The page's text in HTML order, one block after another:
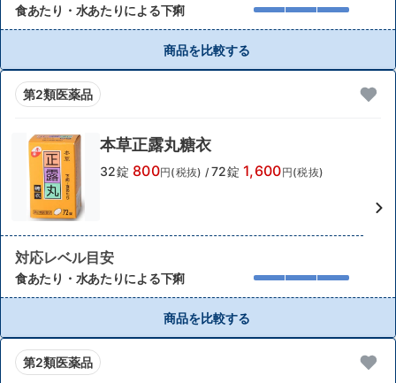
食あたり・水あたりによる下痢
商品を比較する
第2類医薬品
本草正露丸糖衣
32錠 800円(税抜) / 72錠 1,600円(税抜)
対応レベル目安
食あたり・水あたりによる下痢
商品を比較する
第2類医薬品